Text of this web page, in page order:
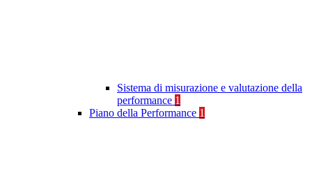
Sistema di misurazione e valutazione della
performance 1
Piano della Performance 1